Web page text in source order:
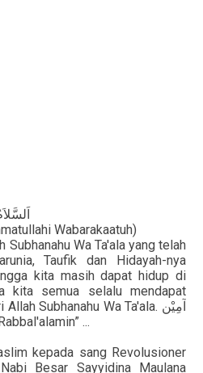
Wabarakaatuh)
Subhanahu Wa Ta'ala yang telah
Taufik dan Hidayah-nya
kita masih dapat hidup di
kita semua selalu mendapat
Subhanahu Wa Ta'ala. آمِيْن
...
kepada sang Revolusioner
Besar Sayyidina Maulana